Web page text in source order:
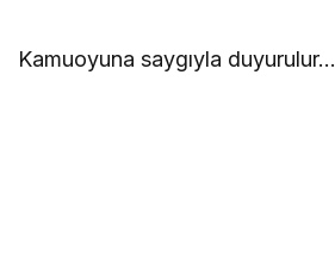
Kamuoyuna saygıyla duyurulur…